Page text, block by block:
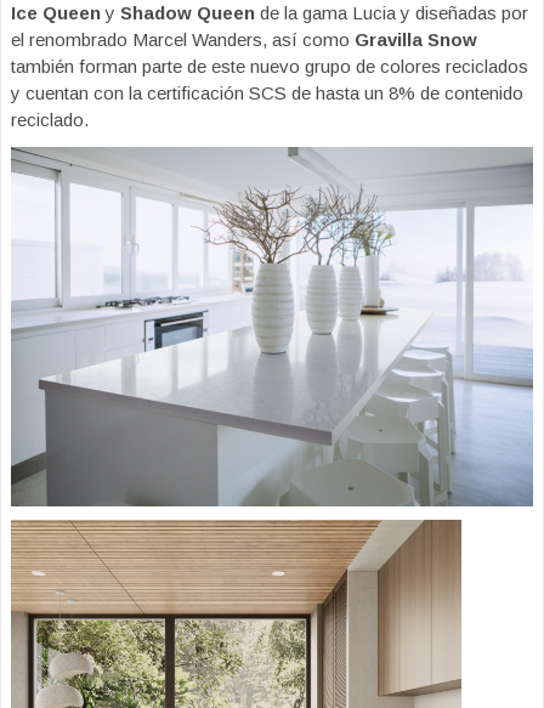
Ice Queeny Shadow Queen de la gama Lucia y diseñadas por
el renombrado Marcel Wanders, así como Gravilla Snow
también forman parte de este nuevo grupo de colores reciclados
y cuentan con la certificación SCS de hasta un 8% de contenido
reciclado.